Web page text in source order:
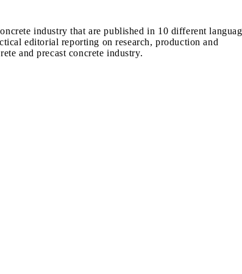
industry that are published in 10 different
editorial reporting on research, production and
and precast concrete industry.